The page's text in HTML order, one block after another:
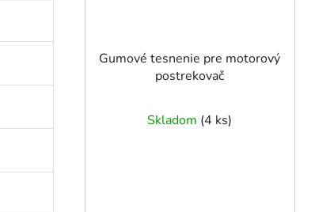
Gumové tesnenie pre motorový
postrekovač
Skladom (4 ks)